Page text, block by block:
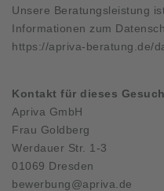
Unsere Beratungsleistung
Informationen zum
https://apriva-beratung.de/
Kontakt für dieses
Apriva GmbH
Frau Goldberg
Werdauer Str. 1-3
01069 Dresden
bewerbung@apriva.de